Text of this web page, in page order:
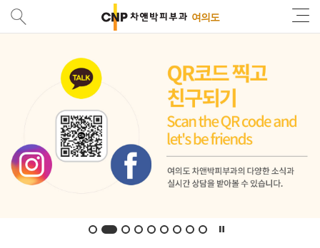
여의도